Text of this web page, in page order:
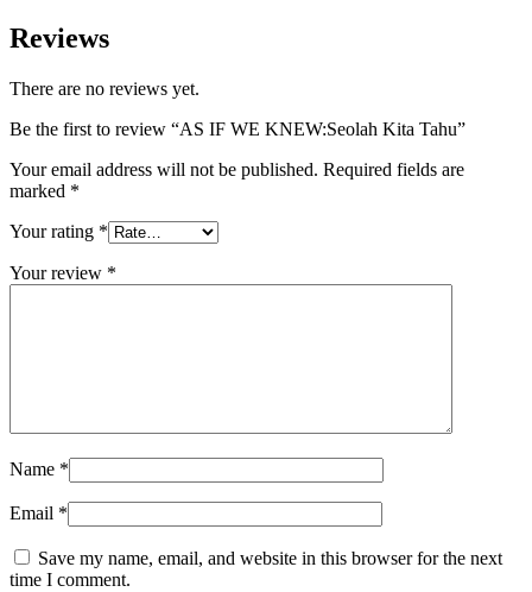
Reviews
There are no reviews yet.
Be the first to review “AS IF WE KNEW:Seolah Kita Tahu”
Your email address will not be published. Required fields are
marked *
Your rating *
Your review *
Name *
Email *
Save my name, email, and website in this browser for the next
time I comment.